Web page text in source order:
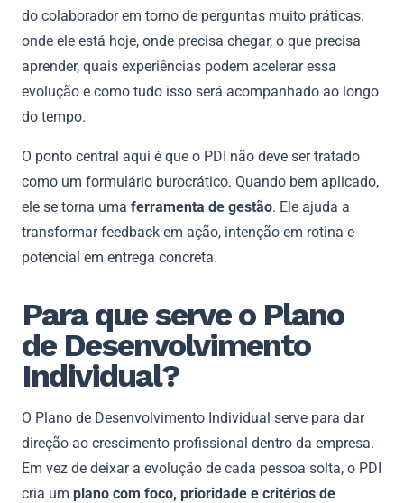
do colaborador em torno de perguntas muito práticas:
onde ele está hoje, onde precisa chegar, o que precisa
aprender, quais experiências podem acelerar essa
evolução e como tudo isso será acompanhado ao longo
do tempo.
O ponto central aqui é que o PDI não deve ser tratado
como um formulário burocrático. Quando bem aplicado,
ele se torna uma ferramenta de gestão. Ele ajuda a
transformar feedback em ação, intenção em rotina e
potencial em entrega concreta.
Para que serve o Plano
de Desenvolvimento
Individual?
O Plano de Desenvolvimento Individual serve para dar
direção ao crescimento profissional dentro da empresa.
Em vez de deixar a evolução de cada pessoa solta, o PDI
cria um plano com foco, prioridade e critérios de